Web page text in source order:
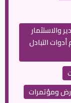
والاستثمار
التبادل
ومؤتمرات